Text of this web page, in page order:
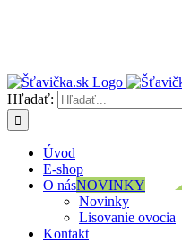
Hľadať:
Úvod
E-shop
O násNOVINKY
Novinky
Lisovanie ovocia
Kontakt